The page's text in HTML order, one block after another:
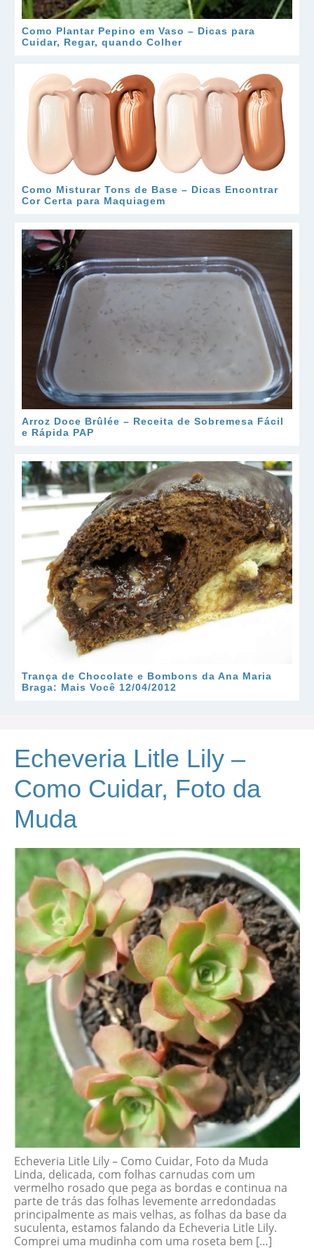
Como Plantar Pepino em Vaso – Dicas para
Cuidar, Regar, quando Colher
Como Misturar Tons de Base – Dicas Encontrar
Cor Certa para Maquiagem
Arroz Doce Brûlée – Receita de Sobremesa Fácil
e Rápida PAP
Trança de Chocolate e Bombons da Ana Maria
Braga: Mais Você 12/04/2012
Echeveria Litle Lily –
Como Cuidar, Foto da
Muda
Echeveria Litle Lily – Como Cuidar, Foto da Muda
Linda, delicada, com folhas carnudas com um
vermelho rosado que pega as bordas e continua na
parte de trás das folhas levemente arredondadas
principalmente as mais velhas, as folhas da base da
suculenta, estamos falando da Echeveria Litle Lily.
Comprei uma mudinha com uma roseta bem […]